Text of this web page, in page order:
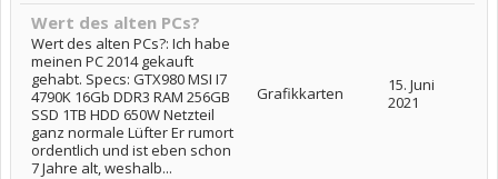
Wert des alten PCs?
Wert des alten PCs?: Ich habe
meinen PC 2014 gekauft
gehabt. Specs: GTX980 MSI I7
4790K 16Gb DDR3 RAM 256GB
SSD 1TB HDD 650W Netzteil
ganz normale Lüfter Er rumort
ordentlich und ist eben schon
7 Jahre alt, weshalb...
Grafikkarten
15. Juni
2021